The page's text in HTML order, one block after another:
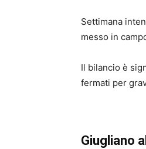
Settimana
messo in
Il bilancio è
fermati per
Giugliano